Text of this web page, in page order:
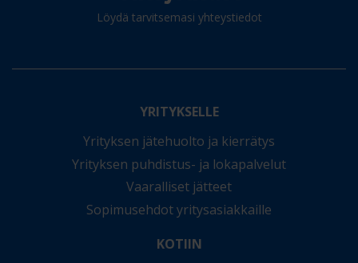
Löydä tarvitsemasi yhteystiedot
YRITYKSELLE
Yrityksen jätehuolto ja kierrätys
Yrityksen puhdistus- ja lokapalvelut
Vaaralliset jätteet
Sopimusehdot yritysasiakkaille
KOTIIN